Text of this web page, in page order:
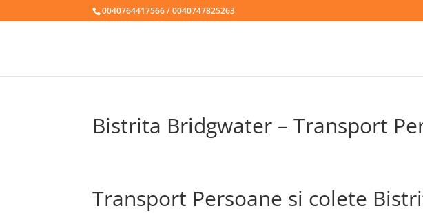
0040764417566 / 0040747825263
Bistrita Bridgwater – Transport
Transport Persoane si colete